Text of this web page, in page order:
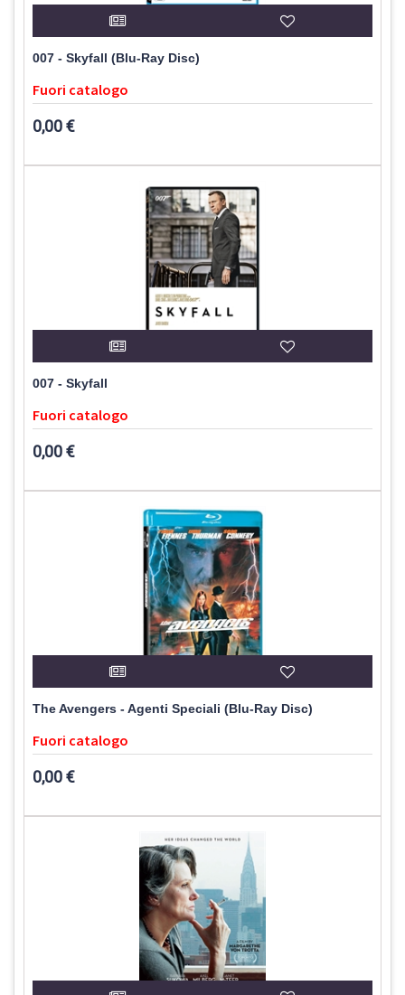
007 - Skyfall (Blu-Ray Disc)
Fuori catalogo
0,00 €
007 - Skyfall
Fuori catalogo
0,00 €
The Avengers - Agenti Speciali (Blu-Ray Disc)
Fuori catalogo
0,00 €